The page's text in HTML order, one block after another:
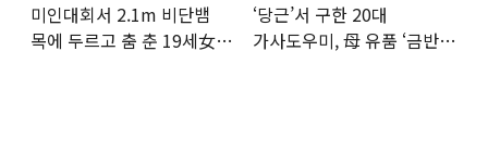
미인대회서 2.1m 비단뱀
목에 두르고 춤 춘 19세女
‘당근’서 구한 20대
가사도우미, 母 유품 ‘금반지